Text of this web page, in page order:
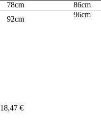
78cm
86cm
92cm
96cm
18,47 €